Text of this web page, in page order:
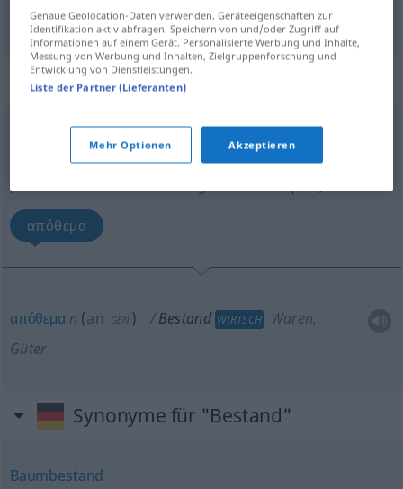
„Bestand“: Maskulinum, männlich
m <-(e)s;Bestände>
Übersicht aller Übersetzungen
(Für mehr Details die Übersetzung anklicken/antippen)
απόθεμα
απόθεμαn (an GEN ) Bestand WIRTSCH
Waren,
Güter
Synonyme für "Bestand"
Baumbestand
Genaue Geolocation-Daten verwenden. Geräteeigenschaften zur
Identifikation aktiv abfragen. Speichern von und/oder Zugriff auf
Informationen auf einem Gerät. Personalisierte Werbung und Inhalte,
Messung von Werbung und Inhalten, Zielgruppenforschung und
Entwicklung von Dienstleistungen.
Liste der Partner (Lieferanten)
Mehr Optionen Akzeptieren